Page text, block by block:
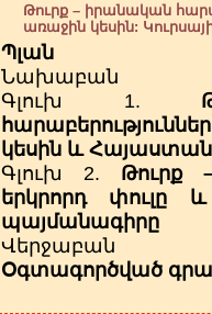
Թուրք – իրանական
առաջին կեսին:
Պլան
Նախաբան
Գլուխ 1.
կեսին և
Գլուխ 2. Թուրք
երկրորդ փուլը
պայմանագիրը
Վերջաբան
Օգտագործված